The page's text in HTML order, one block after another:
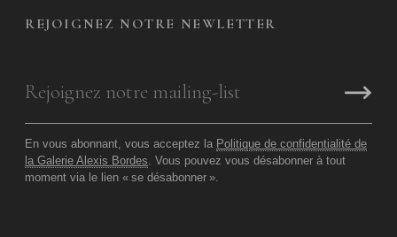
REJOIGNEZ NOTRE NEWLETTER
En vous abonnant, vous acceptez la Politique de confidentialité de
la Galerie Alexis Bordes . Vous pouvez vous désabonner à tout
moment via le lien « se désabonner ».